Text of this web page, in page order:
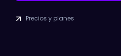
Precios y planes